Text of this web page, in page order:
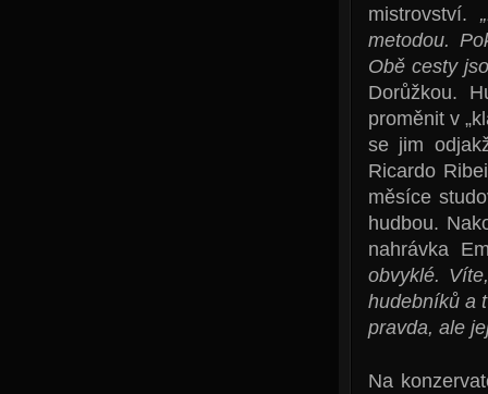
mistrovství.
metodou.
Obě cesty
Dorůžkou.
proměnit v
se jim
Ricardo
měsíce
hudbou.
nahrávka
obvyklé.
hudebníků a
pravda, ale
Na